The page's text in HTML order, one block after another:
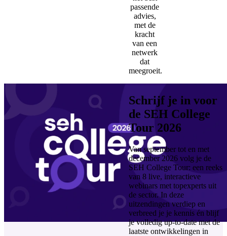
passende
advies,
met de
kracht
van een
netwerk
dat
meegroeit.
Schrijf je in voor
de SEH College
Tour 2026
Van september tot en met
december 2026 volg je de
SEH College Tour: een reeks
van 8 live, interactieve
webinars met topexperts uit
de sector. In deze
uitzendingen verdiep en
verbreed je je kennis én blijf
je volledig up-to-date met de
laatste ontwikkelingen in